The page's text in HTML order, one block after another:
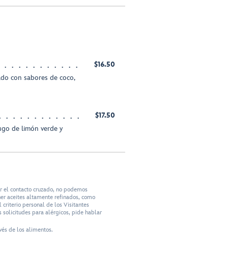
con sabores de coco,
$16.50
de limón verde y
$17.50
contacto cruzado, no podemos
aceites altamente refinados, como
criterio personal de los Visitantes
solicitudes para alérgicos, pide hablar
de los alimentos.